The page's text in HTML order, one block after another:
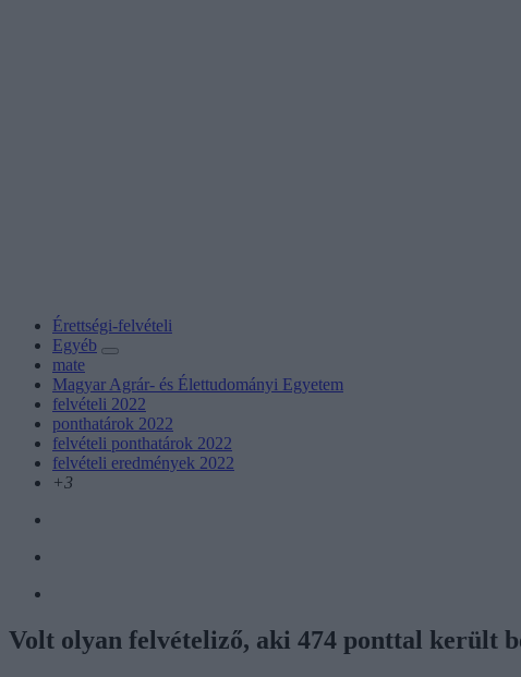
Érettségi-felvételi
Egyéb
mate
Magyar Agrár- és Élettudományi Egyetem
felvételi 2022
ponthatárok 2022
felvételi ponthatárok 2022
felvételi eredmények 2022
+3
Volt olyan felvételiző, aki 474 ponttal került